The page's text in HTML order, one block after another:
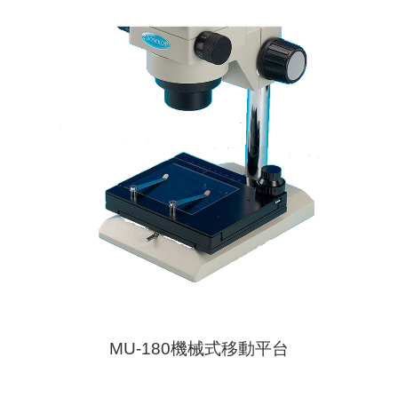
MU-180機械式移動平台